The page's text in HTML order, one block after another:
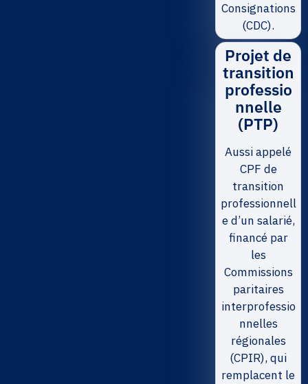
Consignations
(CDC).
Projet de
transition
professio
nnelle
(PTP)
Aussi appelé
CPF de
transition
professionnell
e d’un salarié,
financé par
les
Commissions
paritaires
interprofessio
nnelles
régionales
(CPIR), qui
remplacent le